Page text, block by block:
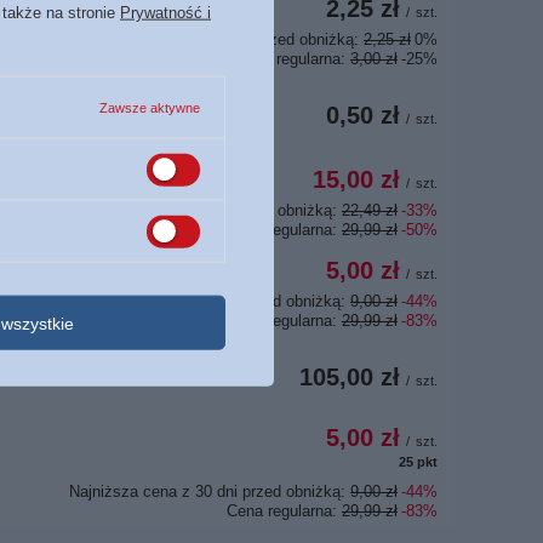
2,25 zł / szt.
Najniższa cena z 30 dni przed obniżką: 2,25 zł 0%
Cena regularna: 3,00 zł -25%
0,50 zł / szt.
15,00 zł / szt.
Najniższa cena z 30 dni przed obniżką: 22,49 zł -33%
Cena regularna: 29,99 zł -50%
5,00 zł / szt.
Najniższa cena z 30 dni przed obniżką: 9,00 zł -44%
Cena regularna: 29,99 zł -83%
105,00 zł / szt.
5,00 zł / szt.
25 pkt
Najniższa cena z 30 dni przed obniżką: 9,00 zł -44%
Cena regularna: 29,99 zł -83%
na stronie Prywatność i
Zawsze aktywne